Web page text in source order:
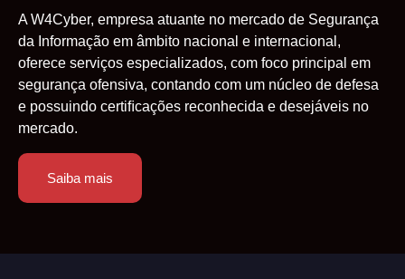
A W4Cyber, empresa atuante no mercado de Segurança
da Informação em âmbito nacional e internacional,
oferece serviços especializados, com foco principal em
segurança ofensiva, contando com um núcleo de defesa
e possuindo certiﬁcações reconhecida e desejáveis no
mercado.
Saiba mais